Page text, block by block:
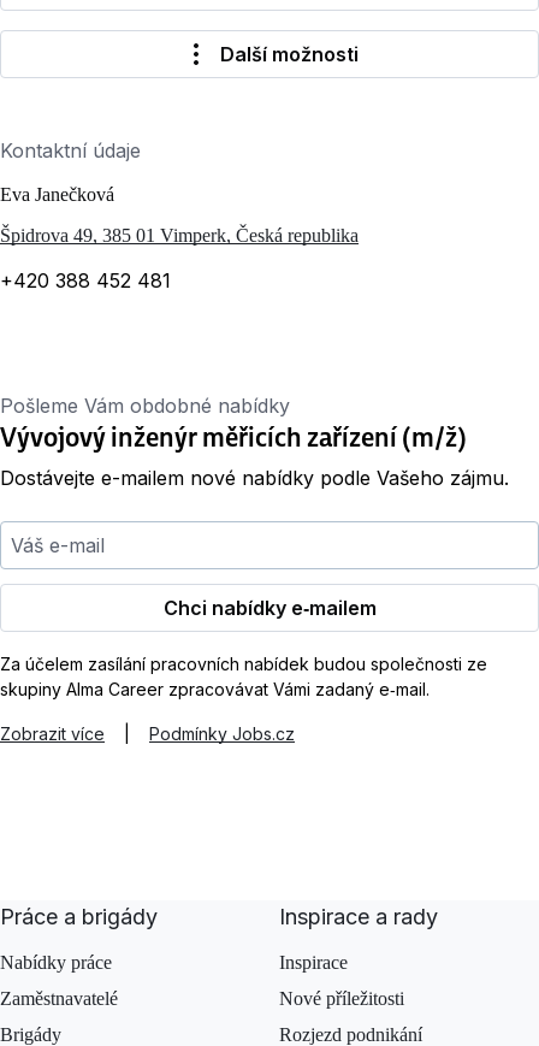
Další možnosti
Kontaktní údaje
Eva Janečková
Špidrova 49, 385 01 Vimperk, Česká republika
+420 388 452 481
Pošleme Vám obdobné nabídky
Vývojový inženýr měřicích zařízení (m/ž)
Dostávejte e-mailem nové nabídky podle Vašeho zájmu.
Váš e-mail
Chci nabídky e‑mailem
Za účelem zasílání pracovních nabídek budou společnosti ze
skupiny Alma Career zpracovávat Vámi zadaný e‑mail.
Zobrazit více Podmínky Jobs.cz
Práce a brigády
Nabídky práce
Zaměstnavatelé
Brigády
Inspirace a rady
Inspirace
Nové příležitosti
Rozjezd podnikání